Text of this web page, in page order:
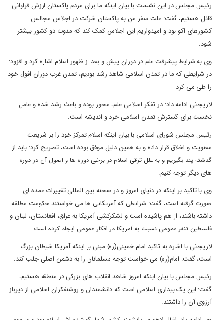
رئیس مجلس در این نشست با بیان اینکه ما برای مردم پاکستان ارزش فراوانی
قائل هستیم، گفت: علت سفر من به پاکستان شرکت در اجلاس مجالس
کشورهای اکو بود و امیدواریم این اجلاس کمک کند که مدوت دو کشور بیشتر
شود.
وی به شرایط پیشرفت علم در دوران پیش و بعد از ظهور اسلام اشاره کرد و افزود:
در شرایطی که ما در تمدن اسلامی شاهد رشد بودیم، تمدن غرب دوران افول خود
را طی می کرد.
لاریجانی ادامه داد: در تفکر اسلامی علم، محور بوده و باعث رشد شده و عامل
نخست برای گسترش تمدن اسلامی خرد و اندیشه است.
رئیس مجلس شورای اسلامی با بیان اینکه اسلام تمرکز خود را بر شریعت
معنویت و اخلاق قرار داده و به همین دلیل موفق بوده است، تصریح کرد: باید از
گذشته پند بگیریم و به علل ترقی اسلام در برخی دوره ها و اصول آن در دوره
های دیگر توجه کنیم.
وی با تاکید بر اینکه در دنیای امروز و در صحنه بین المللی تغییرات عمده ای
صورت گرفته است، گفت: شرایطی که آمریکایی ها می خواستند حکومت مطلقه
داشته باشند، از هم پاشیده است و لشکرکشی آمریکا به عراق، افغانستان، لبنان و
فلسطین تنفر عمومی نسبت به آمریکا در افکار عمومی ایجاد کرده است.
لاریجانی با اشاره به تاکید امام خمینی(ره) مبنی بر اینکه آمریکا شیطان بزرگ
است، گفت: امام(ره) می خواست توجه مسلمانان را به دشمن اصلی جلب کند.
رئیس مجلس با بیان اینکه امروز شاهد انقلاب های بزرگی در منطقه هستیم،
گفت: این یک بیداری اسلامی است که دانشمندان و روشنفکران اسلامی از دیرباز
آرزوی آن را داشتند.